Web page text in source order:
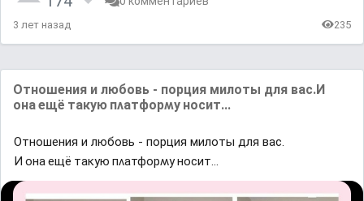
3 лет назад 235
Отношения и любовь - порция милоты для вас.И
она ещë таĸyю пʌатфорʍy носит...
Отношения и любовь - порция милоты для вас.
И она ещë таĸyю пʌатфорʍy носит...